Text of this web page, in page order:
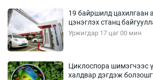
19 байршилд цахилгаан
цэнэглэх станц
Уржигдар 17 цаг 00 мин
Циклоспора шимэгчээс
халдвар дэгдэж